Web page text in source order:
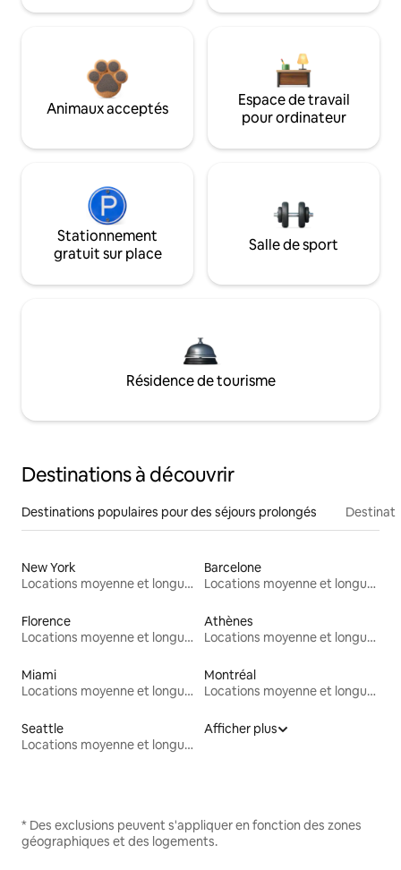
Animaux acceptés
Espace de travail
pour ordinateur
Stationnement
gratuit sur place
Salle de sport
Résidence de tourisme
Destinations à découvrir
Destinations populaires pour des séjours prolongés
New York
Locations moyenne et longue durée
Barcelone
Locations moyenne et longue durée
Florence
Locations moyenne et longue durée
Athènes
Locations moyenne et longue durée
Miami
Locations moyenne et longue durée
Montréal
Locations moyenne et longue durée
Seattle
Locations moyenne et longue durée
Afficher plus
* Des exclusions peuvent s'appliquer en fonction des zones
géographiques et des logements.